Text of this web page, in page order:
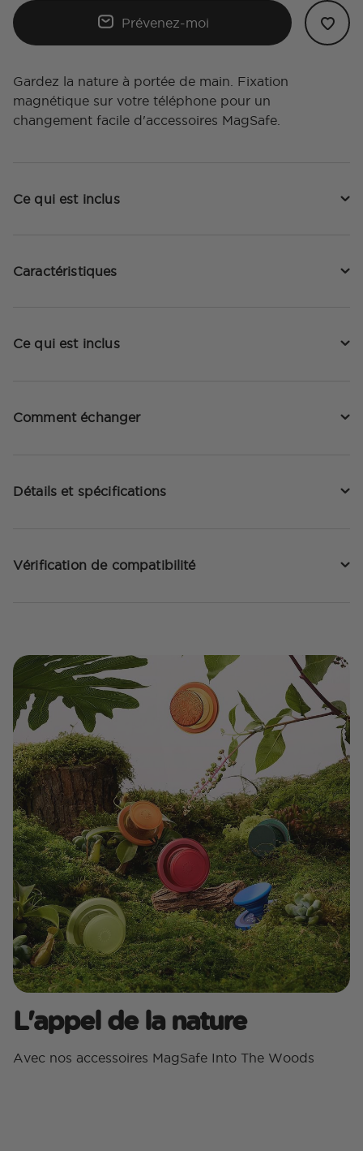
Prévenez-moi
Gardez la nature à portée de main. Fixation
magnétique sur votre téléphone pour un
changement facile d'accessoires MagSafe.
Ce qui est inclus
Caractéristiques
Ce qui est inclus
Comment échanger
Détails et spécifications
Vérification de compatibilité
L'appel de la nature
Avec nos accessoires MagSafe Into The Woods